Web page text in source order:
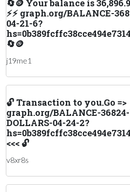
🔄🪙 Your balance is
⚡⚡ graph.org/BALANCE-
04-21-6?
🔄🪙
j19me1
🔓 Transaction to you.Go =>
graph.org/BALANCE-
DOLLARS-04-24-2?
<<< 🔓
v8xr8s